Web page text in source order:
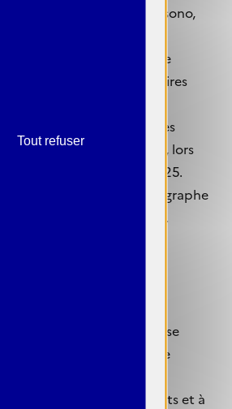
matériel (rétroprojection, sono,
sélectionnée devra être
d’exposition (aux horaires
ultérieurement) et au
par nos soins (la date et les
précisés ultérieurement), lors
Prix Objectif
2025.
réalisé par chaque photographe
précisés ultérieurement.
être gardée et/ou
personnalités influentes se
LA femme photographe de
à découvrir les résultats et à
Tout refuser